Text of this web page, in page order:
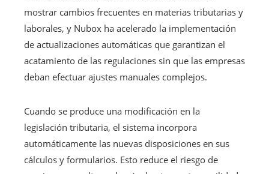
mostrar cambios frecuentes en materias tributarias y
laborales, y Nubox ha acelerado la implementación
de actualizaciones automáticas que garantizan el
acatamiento de las regulaciones sin que las empresas
deban efectuar ajustes manuales complejos.
Cuando se produce una modificación en la
legislación tributaria, el sistema incorpora
automáticamente las nuevas disposiciones en sus
cálculos y formularios. Esto reduce el riesgo de